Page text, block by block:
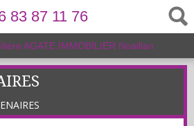
83 87 11 76